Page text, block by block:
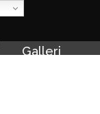
Galleri